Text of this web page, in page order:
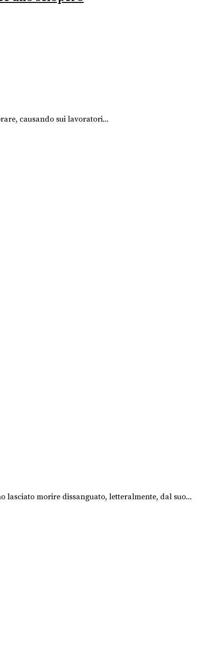
causando sui lavoratori...
morire dissanguato, letteralmente, dal suo...